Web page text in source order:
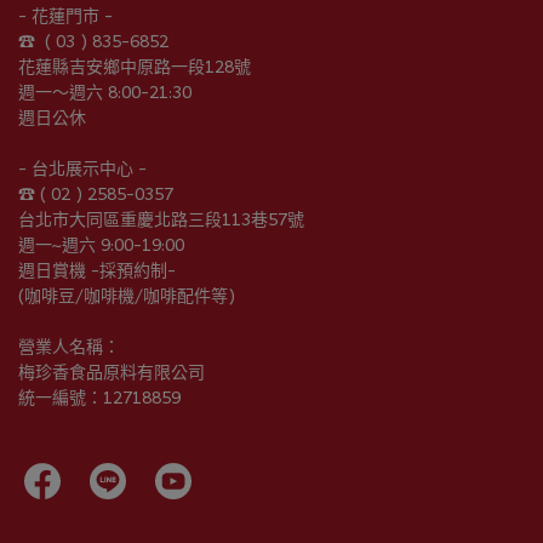
- 花蓮門市 -
☎︎  ( 03 ) 835-6852
花蓮縣吉安鄉中原路一段128號
週一～週六 8:00-21:30
週日公休
- 台北展示中心 -
☎︎ ( 02 ) 2585-0357
台北市大同區重慶北路三段113巷57號
週一~週六 9:00-19:00
週日賞機 -採預約制-
(咖啡豆/咖啡機/咖啡配件等)
營業人名稱：
梅珍香食品原料有限公司
統一編號：12718859